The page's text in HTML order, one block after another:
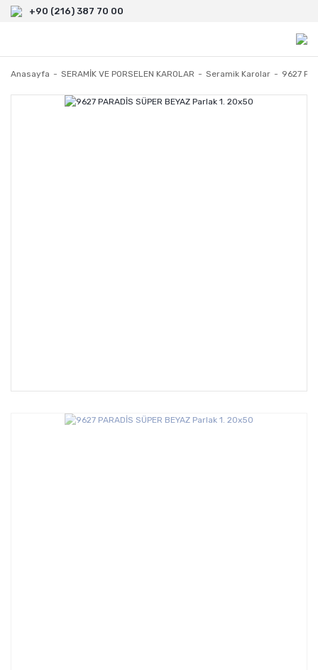
+90 (216) 387 70 00
Anasayfa SERAMİK VE PORSELEN KAROLAR Seramik Karolar 9627